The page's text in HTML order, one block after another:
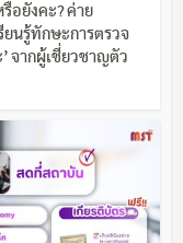
อยังคะ? ค่าย
ยนรู้ทักษะการตรวจ
จากผู้เชี่ยวชาญตัว